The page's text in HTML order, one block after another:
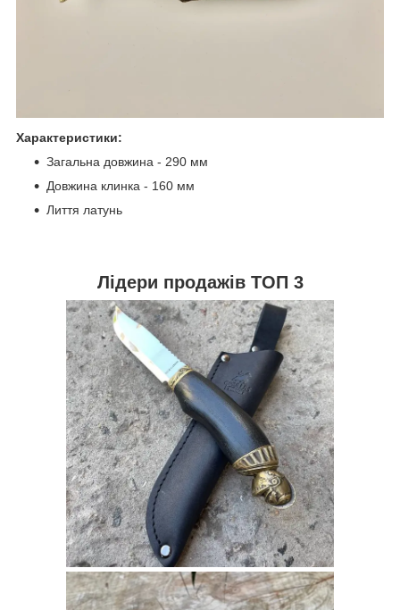
Характеристики:
Загальна довжина - 290 мм
Довжина клинка - 160 мм
Лиття латунь
Лідери продажів ТОП 3